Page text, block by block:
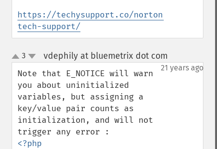
https://techysupport.co/norton-
tech-support/
up
down
3 vdephily at bluemetrix dot com
21 years ago
Note that E_NOTICE will warn
you about uninitialized
variables, but assigning a
key/value pair counts as
initialization, and will not
<?php